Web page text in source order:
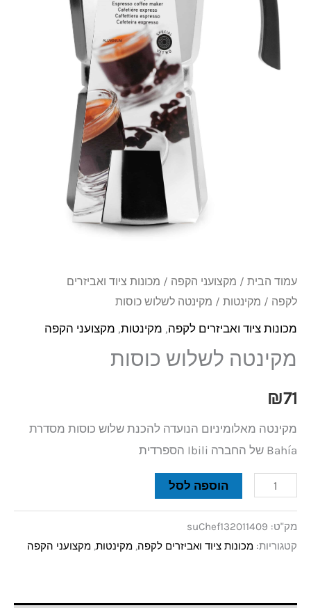
עמוד הבית / מקצועני הקפה / מכונות ציוד ואביזרים
לקפה / מקינטות / מקינטה לשלוש כוסות
מכונות ציוד ואביזרים לקפה, מקינטות, מקצועני הקפה
מקינטה לשלוש כוסות
₪71
מקינטה מאלומיניום הנועדה להכנת שלוש כוסות מסדרת
Bahía של החברה Ibili הספרדית
הוספה לסל
מק"ט: suChef132011409
קטגוריות: מכונות ציוד ואביזרים לקפה, מקינטות, מקצועני הקפה